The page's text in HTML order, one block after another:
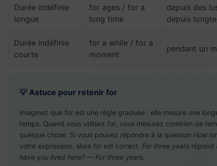
Durée indéfinie
longue
for ages / for a
long time
depuis des
depuis
Durée indéfinie
courte
for a while / for a
moment
pendant un
💡 Astuce pour retenir for
Imaginez que for est une règle graduée : elle mesure une
temps. Quand vous utilisez for , vous mesurez combien de
quelque chose. Si vous pouvez répondre à la question How
votre expression, alors for est correct. For three years répond
have you lived here? — For three years.